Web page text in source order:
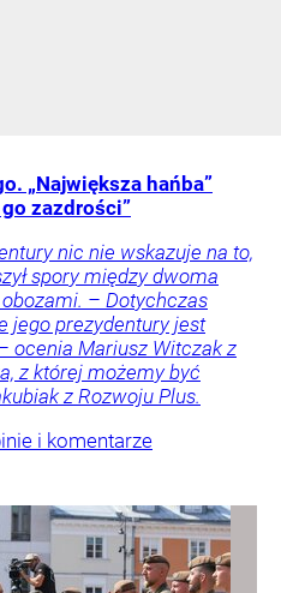
„Największa hańba”
go zazdrości”
nic nie wskazuje na to,
spory między dwoma
– Dotychczas
jego prezydentury jest
ocenia Mariusz Witczak z
z której możemy być
z Rozwoju Plus.
i komentarze